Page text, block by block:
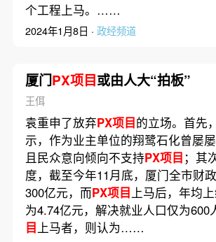
个工程上马。……
2024年1月8日 · 政经频道
厦门PX项目或由人大“拍板”
王佴
袁重申了放弃PX项目的立场。首先
示，作为业主单位的翔鹭石化曾屡
且民众意向倾向不支持PX项目 ；其
度，截至今年11月底，厦门全市财
300亿元，而PX项目 上马后，年均
为4.74亿元，解决就业人口仅为600
目 上马者，则认为……